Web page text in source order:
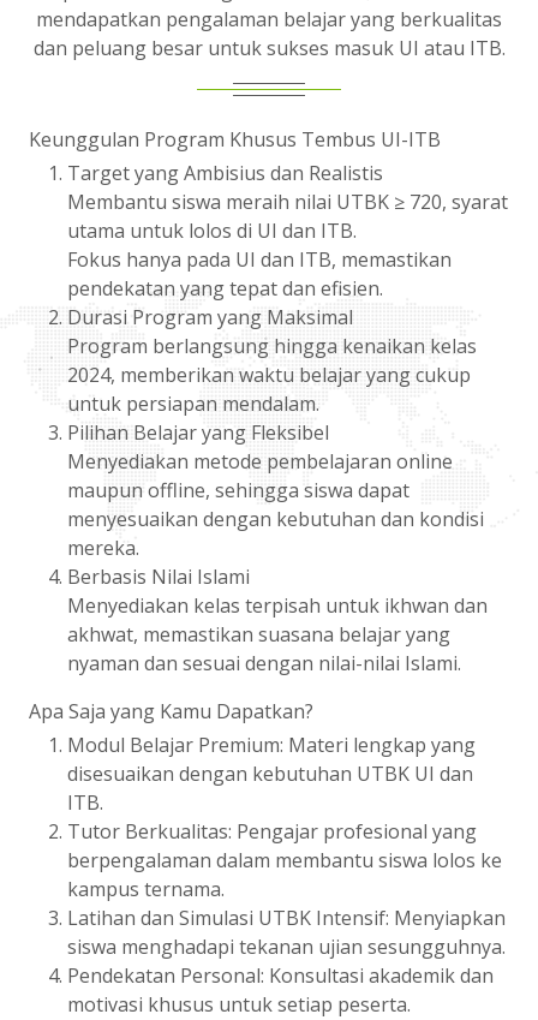
mendapatkan pengalaman belajar yang berkualitas
dan peluang besar untuk sukses masuk UI atau ITB.
Keunggulan Program Khusus Tembus UI-ITB
Target yang Ambisius dan Realistis
Membantu siswa meraih nilai UTBK ≥ 720, syarat
utama untuk lolos di UI dan ITB.
Fokus hanya pada UI dan ITB, memastikan
pendekatan yang tepat dan efisien.
Durasi Program yang Maksimal
Program berlangsung hingga kenaikan kelas
2024, memberikan waktu belajar yang cukup
untuk persiapan mendalam.
Pilihan Belajar yang Fleksibel
Menyediakan metode pembelajaran online
maupun offline, sehingga siswa dapat
menyesuaikan dengan kebutuhan dan kondisi
mereka.
Berbasis Nilai Islami
Menyediakan kelas terpisah untuk ikhwan dan
akhwat, memastikan suasana belajar yang
nyaman dan sesuai dengan nilai-nilai Islami.
Apa Saja yang Kamu Dapatkan?
Modul Belajar Premium: Materi lengkap yang
disesuaikan dengan kebutuhan UTBK UI dan
ITB.
Tutor Berkualitas: Pengajar profesional yang
berpengalaman dalam membantu siswa lolos ke
kampus ternama.
Latihan dan Simulasi UTBK Intensif: Menyiapkan
siswa menghadapi tekanan ujian sesungguhnya.
Pendekatan Personal: Konsultasi akademik dan
motivasi khusus untuk setiap peserta.